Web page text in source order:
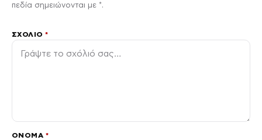
πεδία σημειώνονται με *.
ΣΧΌΛΙΟ*
ΌΝΟΜΑ *